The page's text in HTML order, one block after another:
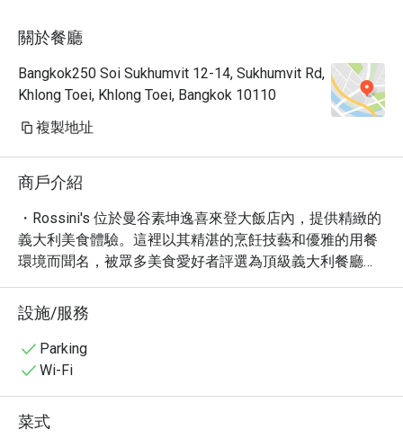
關於餐廳
Bangkok250 Soi Sukhumvit 12-14, Sukhumvit Rd,
Khlong Toei, Khlong Toei, Bangkok 10110
複製地址
商戶介紹
・Rossini's 位於曼谷素坤逸喜來登大飯店內，提供精緻的
義大利美食體驗。這裡以其精湛的烹飪技藝和優雅的用餐
環境而聞名，被眾多美食愛好者評選為頂級義大利餐廳之
一。
・Rossini's 的菜單精心設計，融合了傳統義大利風味與現
代烹飪技巧。必嚐的包括新鮮的松露料理、口感豐富的羊
排以及令人難忘的義式燴飯。餐廳提供多種精選葡萄酒，
完美搭配每一道佳餚。
點。無論是浪漫的晚餐約會，還是與朋友共享美食，
Rossini's 都是您的理想之選。
設施/服務
Parking
Wi-Fi
菜式